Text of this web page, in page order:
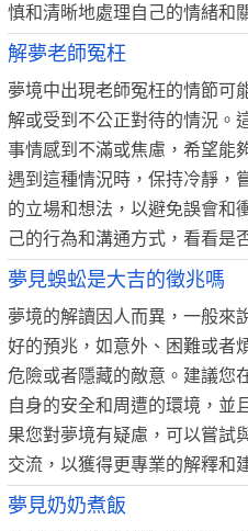
慎和清晰地處理自己的情緒和
解夢老師冤枉
夢境中出現老師冤枉的情節可
解或受到不公正對待的情況。
事情感到不滿或焦慮，希望能
遇到這種情況時，保持冷靜，
的立場和想法，以避免誤會和
己的行為和溝通方式，看看是
夢見蜈蚣是大吉的徵兆嗎
夢境的解讀因人而異，一般來
好的預兆，如意外、困難或者
危險或者隱藏的敵意。建議您
自身的安全和周遭的環境，並
果您對夢境有疑慮，可以嘗試
交流，以獲得更專業的解釋和
夢見奶奶煮飯